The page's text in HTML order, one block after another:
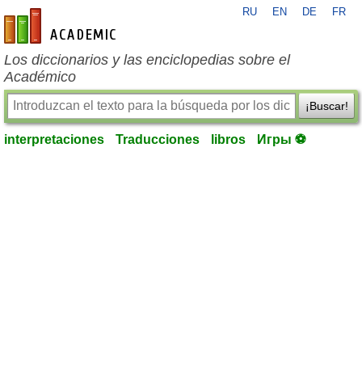
es-academic.com
RU EN DE FR
Los diccionarios y las enciclopedias sobre el
Académico
¡Buscar!
interpretaciones Traducciones libros Игры ⚽